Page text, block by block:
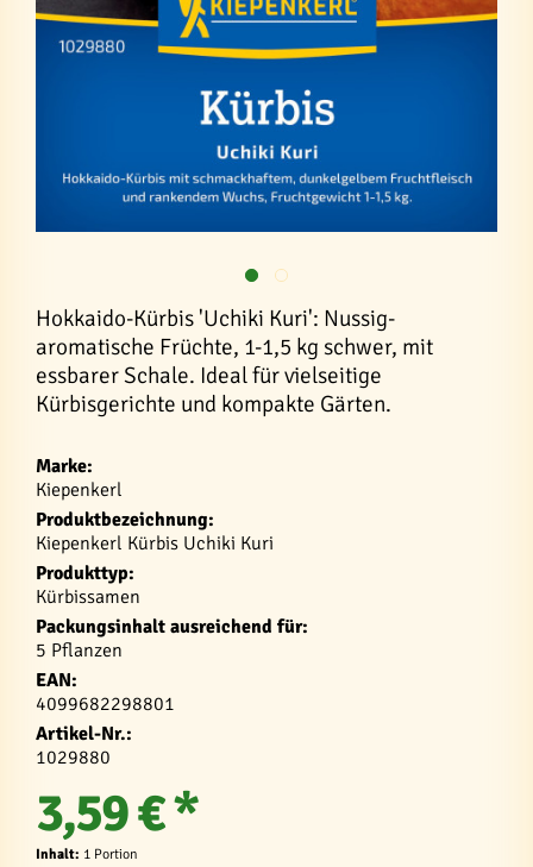
Hokkaido-Kürbis 'Uchiki Kuri': Nussig-
aromatische Früchte, 1-1,5 kg schwer, mit
essbarer Schale. Ideal für vielseitige
Kürbisgerichte und kompakte Gärten.
Marke:
Kiepenkerl
Produktbezeichnung:
Kiepenkerl Kürbis Uchiki Kuri
Produkttyp:
Kürbissamen
Packungsinhalt ausreichend für:
5 Pflanzen
EAN:
4099682298801
Artikel-Nr.:
1029880
3,59 € *
Inhalt: 1 Portion